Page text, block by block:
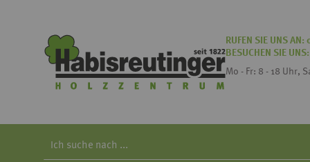
RUFEN SIE UNS AN:
BESUCHEN SIE UNS:
Mo - Fr: 8 - 18 Uhr,
Search